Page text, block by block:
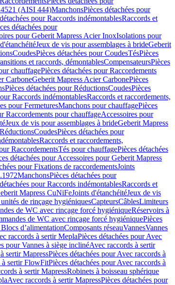
(AISI 444)ManchonsPièces détachées pour
pour Raccords indémontablesRaccords et
détachées pour
pour Geberit Mapress Acier InoxIsolations pour
Jeux de vis pour assemblages à brideGeberit
CoudesPièces détachées pour CoudesTésPièces
et raccords, démontablesCompensateursPièces
chauffagePièces détachées pour Raccordements
CarboneGeberit Mapress Acier CarbonePièces
Pièces détachées pour RéductionsCoudesPièces
Raccords indémontablesRaccords et raccordements,
pour FermeturesManchons pour chauffagePièces
Raccordements pour chauffageAccessoires pour
Jeux de vis pour assemblages à brideGeberit Mapress
CoudesPièces détachées pour
Raccords et raccordements,
RaccordementsTés pour chauffagePièces détachées
détachées pour Accessoires pour Geberit Mapress
pour Fixations de raccordementsJoints
ManchonsPièces détachées pour
pour Raccords indémontablesRaccords et
Mapress CuNiFeJoints d'étanchéitéJeux de vis
de rinçage hygiéniquesCapteursCâblesLimiteurs
de WC avec rinçage forcé hygiéniqueRéservoirs à
de WC avec rinçage forcé hygiéniquePièces
d’alimentationComposants réseauVannesVannes
raccords à sertir MeplaPièces détachées pour Avec
pour Vannes à siège inclinéAvec raccords à sertir
sertir MapressPièces détachées pour Avec raccords à
à sertir FlowFitPièces détachées pour Avec raccords à
à sertir MapressRobinets à boisseau sphérique
Avec raccords à sertir MapressPièces détachées pour